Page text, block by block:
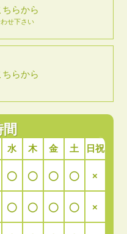
らから
せ下さい
らから
水 木 金 土 日祝
◯ ◯ ◯ ◯ ×
◯ ◯ ◯ ◯ ×